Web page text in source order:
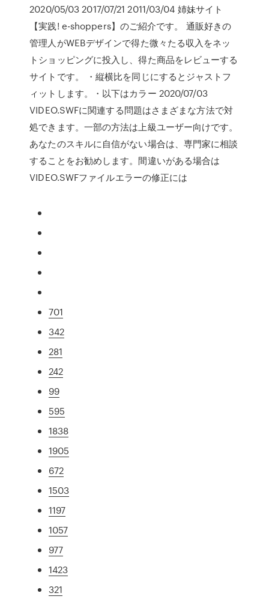
2020/05/03 2017/07/21 2011/03/04 姉妹サイト
【実践! e-shoppers】のご紹介です。 通販好きの
管理人がWEBデザインで得た微々たる収入をネッ
トショッピングに投入し、得た商品をレビューする
サイトです。 ・縦横比を同じにするとジャストフ
ィットします。・以下はカラー 2020/07/03
VIDEO.SWFに関連する問題はさまざまな方法で対
処できます。一部の方法は上級ユーザー向けです。
あなたのスキルに自信がない場合は、専門家に相談
することをお勧めします。間違いがある場合は
VIDEO.SWFファイルエラーの修正には
701
342
281
242
99
595
1838
1905
672
1503
1197
1057
977
1423
321